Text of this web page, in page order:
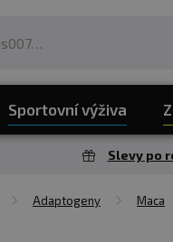
Sportovní výživa
Slevy po
Adaptogeny Maca